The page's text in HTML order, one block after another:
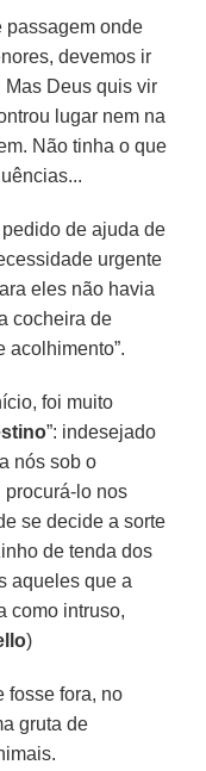
passagem onde
devemos ir
Mas Deus quis vir
lugar nem na
Não tinha o que
de ajuda de
urgente
eles não havia
cocheira de
acolhimento”.
foi muito
”: indesejado
nós sob o
procurá-lo nos
se decide a sorte
de tenda dos
aqueles que a
como intruso,
)
fosse fora, no
gruta de